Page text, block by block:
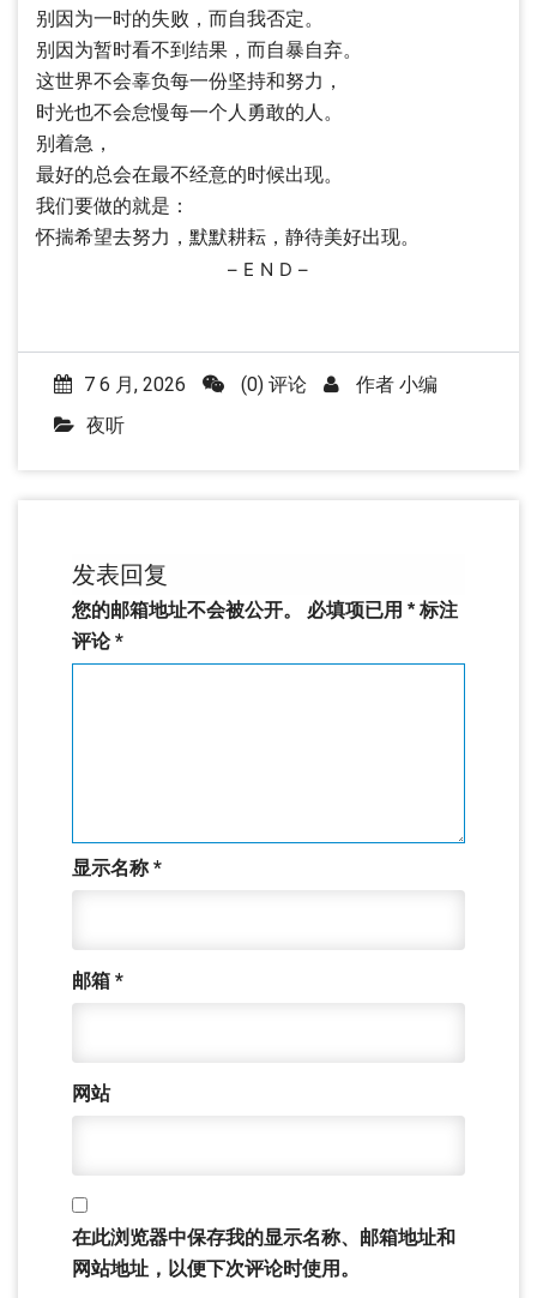
别因为一时的失败，而自我否定。
别因为暂时看不到结果，而自暴自弃。
这世界不会辜负每一份坚持和努力，
时光也不会怠慢每一个人勇敢的人。
别着急，
最好的总会在最不经意的时候出现。
我们要做的就是：
怀揣希望去努力，默默耕耘，静待美好出现。
– E N D –
7 6 月, 2026 (0) 评论 作者 小编
夜听
发表回复
您的邮箱地址不会被公开。 必填项已用 * 标注
评论*
显示名称*
邮箱 *
网站
在此浏览器中保存我的显示名称、邮箱地址和
网站地址，以便下次评论时使用。